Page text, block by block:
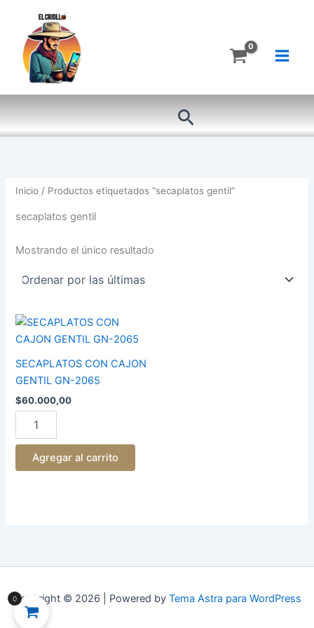
contenido
Buscar
Inicio / Productos etiquetados “secaplatos gentil”
secaplatos gentil
Mostrando el único resultado
SECAPLATOS CON CAJON
GENTIL GN-2065
$60.000,00
SECAPLATOS
CON
GENTIL
GN-
cantidad
Agregar al carrito
Copyright © 2026 | Powered by Tema Astra para WordPress
0